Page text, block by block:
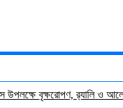
উপলক্ষে বৃক্ষরোপণ, র‍্যালি ও